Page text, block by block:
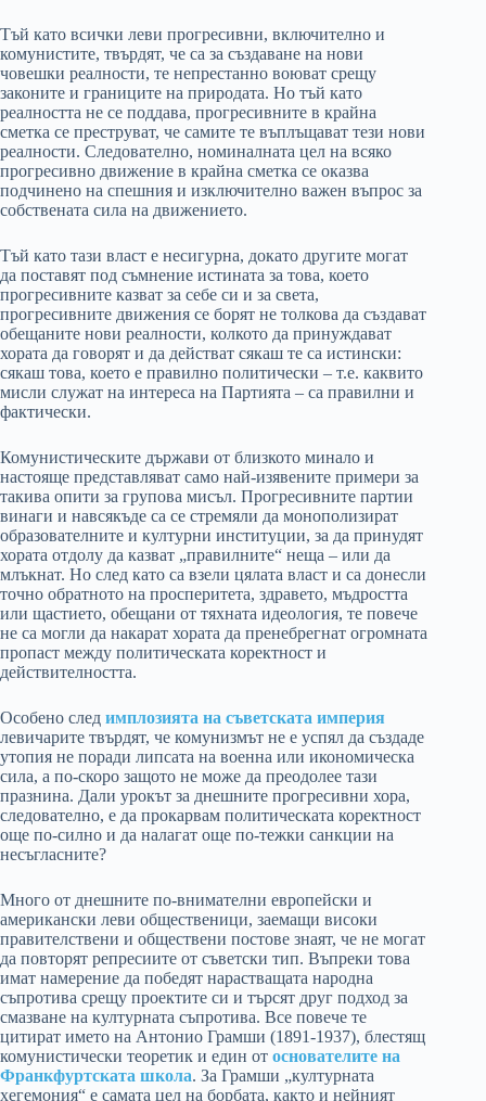
Тъй като всички леви прогресивни, включително и
комунистите, твърдят, че са за създаване на нови
човешки реалности, те непрестанно воюват срещу
законите и границите на природата. Но тъй като
реалността не се поддава, прогресивните в крайна
сметка се преструват, че самите те въплъщават тези нови
реалности. Следователно, номиналната цел на всяко
прогресивно движение в крайна сметка се оказва
подчинено на спешния и изключително важен въпрос за
собствената сила на движението.
Тъй като тази власт е несигурна, докато другите могат
да поставят под съмнение истината за това, което
прогресивните казват за себе си и за света,
прогресивните движения се борят не толкова да създават
обещаните нови реалности, колкото да принуждават
хората да говорят и да действат сякаш те са истински:
сякаш това, което е правилно политически – т.е. каквито
мисли служат на интереса на Партията – са правилни и
фактически.
Комунистическите държави от близкото минало и
настояще представляват само най-изявените примери за
такива опити за групова мисъл. Прогресивните партии
винаги и навсякъде са се стремяли да монополизират
образователните и културни институции, за да принудят
хората отдолу да казват „правилните“ неща – или да
млъкнат. Но след като са взели цялата власт и са донесли
точно обратното на просперитета, здравето, мъдростта
или щастието, обещани от тяхната идеология, те повече
не са могли да накарат хората да пренебрегнат огромната
пропаст между политическата коректност и
действителността.
Особено след имплозията на съветската империя
левичарите твърдят, че комунизмът не е успял да създаде
утопия не поради липсата на военна или икономическа
сила, а по-скоро защото не може да преодолее тази
празнина. Дали урокът за днешните прогресивни хора,
следователно, е да прокарвам политическата коректност
още по-силно и да налагат още по-тежки санкции на
несъгласните?
Много от днешните по-внимателни европейски и
американски леви общественици, заемащи високи
правителствени и обществени постове знаят, че не могат
да повторят репресиите от съветски тип. Въпреки това
имат намерение да победят нарастващата народна
съпротива срещу проектите си и търсят друг подход за
смазване на културната съпротива. Все повече те
цитират името на Антонио Грамши (1891-1937), блестящ
комунистически теоретик и един от основателите на
Франкфуртската школа. За Грамши „културната
хегемония“ е самата цел на борбата, както и нейният